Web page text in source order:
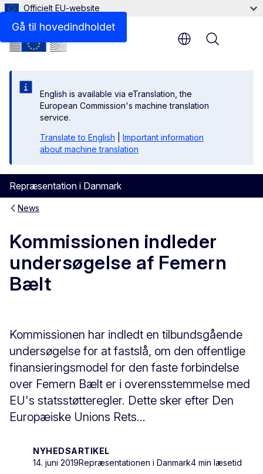
Gå til hovedindholdet
Officielt EU-website
English is available via eTranslation, the
European Commission's machine translation
service.
Translate to English
Important information
about machine translation
Repræsentation i Danmark
Menu
News
Kommissionen indleder
undersøgelse af Femern
Bælt
Kommissionen har indledt en tilbundsgående
undersøgelse for at fastslå, om den offentlige
finansieringsmodel for den faste forbindelse
over Femern Bælt er i overensstemmelse med
EU's statsstøtteregler. Dette sker efter Den
Europæiske Unions Rets...
NYHEDSARTIKEL
14. juni 2019Repræsentationen i Danmark4 min læsetid